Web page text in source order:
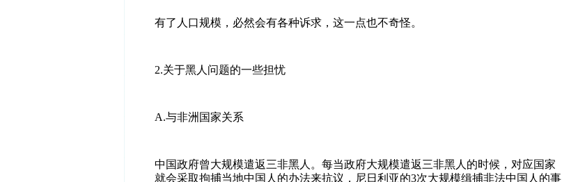
有了人口规模，必然会有各种诉求，这一点也不奇怪。
2.关于黑人问题的一些担忧
A.与非洲国家关系
中国政府曾大规模遣返三非黑人。每当政府大规模遣返三非黑人的时候，对应国家
就会采取拘捕当地中国人的办法来抗议，尼日利亚的3次大规模缉捕非法中国人的事